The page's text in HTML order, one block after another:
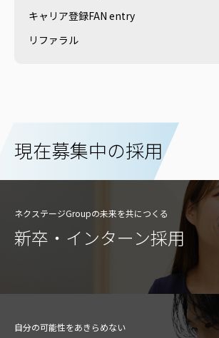
キャリア登録FAN entry
リファラル
現在募集中の採用
新卒・インターン採用
ネクステージGroupの未来を共につくる
自分の可能性をあきらめない